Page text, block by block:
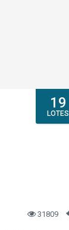
19
LOTES
31809